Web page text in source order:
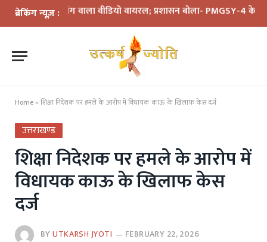
ब्रेकिंग न्यूज़ :
मांग वाला वीडियो वायरल; प्रशासन बोला- PMGSY-4 के तहत प्रस्ताव
Home » शिक्षा निदेशक पर हमले के आरोप में विधायक काऊ के खिलाफ केस दर्ज
उत्तराखण्ड
शिक्षा निदेशक पर हमले के आरोप में
विधायक काऊ के खिलाफ केस
दर्ज
BYUTKARSH JYOTI
FEBRUARY 22, 2026